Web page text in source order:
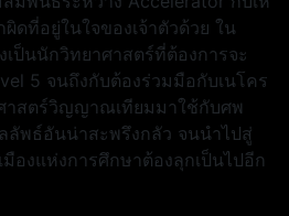
ดที่อยู่ในใจของเจ้าตัวด้วย ใน
ป็นนักวิทยาศาสตร์ที่ต้องการจะ
5 จนถึงกับต้องร่วมมือกับเนโคร
าสตร์วิญญาณเทียมมาใช้กับศพ
ลัพธ์อันน่าสะพรึงกลัว จนนำไปสู่
องแห่งการศึกษาต้องลุกเป็นไปอีก